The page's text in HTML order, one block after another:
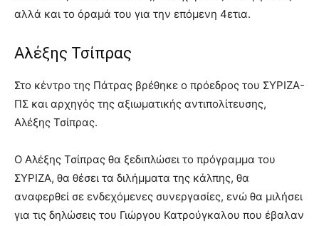
αλλά και το όραμά του για την επόμενη 4ετια.
Αλέξης Τσίπρας
Στο κέντρο της Πάτρας βρέθηκε ο πρόεδρος του ΣΥΡΙΖΑ-
ΠΣ και αρχηγός της αξιωματικής αντιπολίτευσης,
Αλέξης Τσίπρας.
Ο Αλέξης Τσίπρας θα ξεδιπλώσει το πρόγραμμα του
ΣΥΡΙΖΑ, θα θέσει τα διλήμματα της κάλπης, θα
αναφερθεί σε ενδεχόμενες συνεργασίες, ενώ θα μιλήσει
για τις δηλώσεις του Γιώργου Κατρούγκαλου που έβαλαν